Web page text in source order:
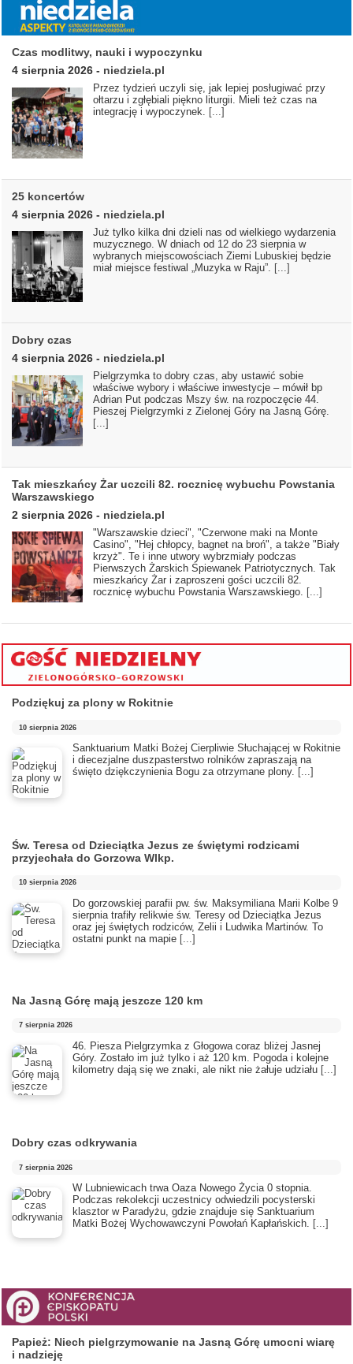
Czas modlitwy, nauki i wypoczynku
4 sierpnia 2026 - niedziela.pl
Przez tydzień uczyli się, jak lepiej posługiwać przy
ołtarzu i zgłębiali piękno liturgii. Mieli też czas na
integrację i wypoczynek. [...]
25 koncertów
4 sierpnia 2026 - niedziela.pl
Już tylko kilka dni dzieli nas od wielkiego wydarzenia
muzycznego. W dniach od 12 do 23 sierpnia w
wybranych miejscowościach Ziemi Lubuskiej będzie
miał miejsce festiwal „Muzyka w Raju”. [...]
Dobry czas
4 sierpnia 2026 - niedziela.pl
Pielgrzymka to dobry czas, aby ustawić sobie
właściwe wybory i właściwe inwestycje – mówił bp
Adrian Put podczas Mszy św. na rozpoczęcie 44.
Pieszej Pielgrzymki z Zielonej Góry na Jasną Górę.
[...]
Tak mieszkańcy Żar uczcili 82. rocznicę wybuchu Powstania
Warszawskiego
2 sierpnia 2026 - niedziela.pl
"Warszawskie dzieci", "Czerwone maki na Monte
Casino", "Hej chłopcy, bagnet na broń", a także "Biały
krzyż". Te i inne utwory wybrzmiały podczas
Pierwszych Żarskich Śpiewanek Patriotycznych. Tak
mieszkańcy Żar i zaproszeni gości uczcili 82.
rocznicę wybuchu Powstania Warszawskiego. [...]
Podziękuj za plony w Rokitnie
10 sierpnia 2026
Sanktuarium Matki Bożej Cierpliwie Słuchającej w Rokitnie
i diecezjalne duszpasterstwo rolników zapraszają na
święto dziękczynienia Bogu za otrzymane plony. [...]
Św. Teresa od Dzieciątka Jezus ze świętymi rodzicami
przyjechała do Gorzowa Wlkp.
10 sierpnia 2026
Do gorzowskiej parafii pw. św. Maksymiliana Marii Kolbe 9
sierpnia trafiły relikwie św. Teresy od Dzieciątka Jezus
oraz jej świętych rodziców, Zelii i Ludwika Martinów. To
ostatni punkt na mapie [...]
Na Jasną Górę mają jeszcze 120 km
7 sierpnia 2026
46. Piesza Pielgrzymka z Głogowa coraz bliżej Jasnej
Góry. Zostało im już tylko i aż 120 km. Pogoda i kolejne
kilometry dają się we znaki, ale nikt nie żałuje udziału [...]
Dobry czas odkrywania
7 sierpnia 2026
​W Lubniewicach trwa Oaza Nowego Życia 0 stopnia.
Podczas rekolekcji uczestnicy odwiedzili pocysterski
klasztor w Paradyżu, gdzie znajduje się Sanktuarium
Matki Bożej Wychowawczyni Powołań Kapłańskich. [...]
Papież: Niech pielgrzymowanie na Jasną Górę umocni wiarę
i nadzieję